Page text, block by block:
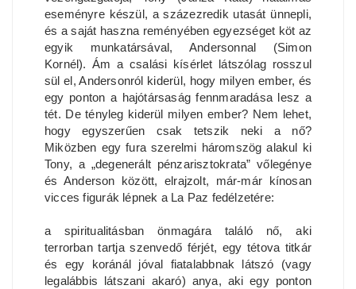
eseményre készül, a százezredik utasát ünnepli,
és a saját haszna reményében egyezséget köt az
egyik munkatársával, Andersonnal (Simon
Kornél). Ám a csalási kísérlet látszólag rosszul
sül el, Andersonról kiderül, hogy milyen ember, és
egy ponton a hajótársaság fennmaradása lesz a
tét. De tényleg kiderül milyen ember? Nem lehet,
hogy egyszerűen csak tetszik neki a nő?
Miközben egy fura szerelmi háromszög alakul ki
Tony, a „degenerált pénzarisztokrata” vőlegénye
és Anderson között, elrajzolt, már-már kínosan
vicces figurák lépnek a La Paz fedélzetére:
a spiritualitásban önmagára találó nő, aki
terrorban tartja szenvedő férjét, egy tétova titkár
és egy koránál jóval fiatalabbnak látszó (vagy
legalábbis látszani akaró) anya, aki egy ponton